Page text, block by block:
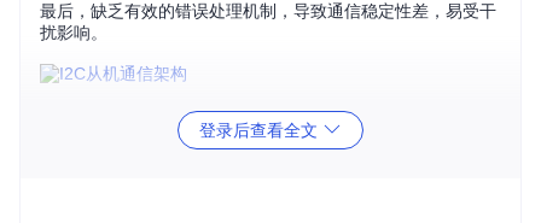
最后，缺乏有效的错误处理机制，导致通信稳定性差，易受干
扰影响。
I2C从机通信架构示意图，展示了主机与从机之间的连接方式
登录后查看全文